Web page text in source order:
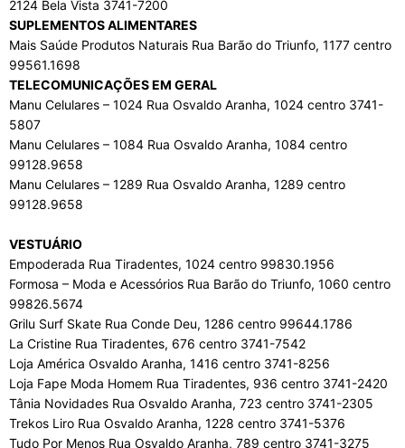
2124 Bela Vista 3741-7200
SUPLEMENTOS ALIMENTARES
Mais Saúde Produtos Naturais Rua Barão do Triunfo, 1177 centro
99561.1698
TELECOMUNICAÇÕES EM GERAL
Manu Celulares – 1024 Rua Osvaldo Aranha, 1024 centro 3741-
5807
Manu Celulares – 1084 Rua Osvaldo Aranha, 1084 centro
99128.9658
Manu Celulares – 1289 Rua Osvaldo Aranha, 1289 centro
99128.9658
VESTUÁRIO
Empoderada Rua Tiradentes, 1024 centro 99830.1956
Formosa – Moda e Acessórios Rua Barão do Triunfo, 1060 centro
99826.5674
Grilu Surf Skate Rua Conde Deu, 1286 centro 99644.1786
La Cristine Rua Tiradentes, 676 centro 3741-7542
Loja América Osvaldo Aranha, 1416 centro 3741-8256
Loja Fape Moda Homem Rua Tiradentes, 936 centro 3741-2420
Tânia Novidades Rua Osvaldo Aranha, 723 centro 3741-2305
Trekos Liro Rua Osvaldo Aranha, 1228 centro 3741-5376
Tudo Por Menos Rua Osvaldo Aranha, 789 centro 3741-3275